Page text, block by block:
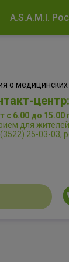
A.S.A.M.I.
о медицинских
с 6.00 до
для
25-03-03,